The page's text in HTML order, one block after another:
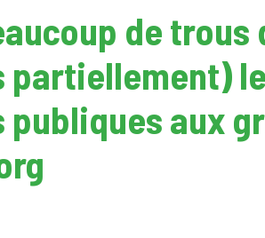
de trous
partiellement)
aux